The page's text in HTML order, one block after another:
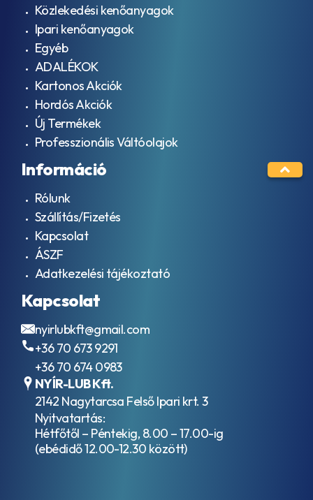
Közlekedési kenőanyagok
Ipari kenőanyagok
Egyéb
ADALÉKOK
Kartonos Akciók
Hordós Akciók
Új Termékek
Professzionális Váltóolajok
Információ
Rólunk
Szállítás/Fizetés
Kapcsolat
ÁSZF
Adatkezelési tájékoztató
Kapcsolat
nyirlubkft@gmail.com
+36 70 673 9291
+36 70 674 0983
NYÍR-LUB Kft.
2142 Nagytarcsa Felső Ipari krt. 3
Nyitvatartás:
Hétfőtől – Péntekig, 8.00 – 17.00-ig
(ebédidő 12.00-12.30 között)